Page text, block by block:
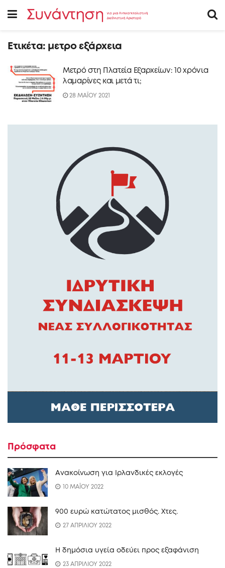
Ετικέτα: μετρο εξάρχεια
Μετρό στη Πλατεία Εξαρχείων: 10 χρόνια
λαμαρίνες και μετά τι;
28 ΜΑΪΟΥ 2021
Πρόσφατα
Ανακοίνωση για Ιρλανδικές εκλογές
10 ΜΑΪΟΥ 2022
900 ευρώ κατώτατος μισθός. Xτες.
27 ΑΠΡΙΛΙΟΥ 2022
Η δημόσια υγεία οδεύει προς εξαφάνιση
23 ΑΠΡΙΛΙΟΥ 2022